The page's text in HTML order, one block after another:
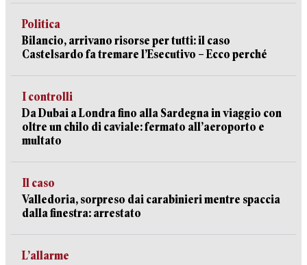
Politica
Bilancio, arrivano risorse per tutti: il caso
Castelsardo fa tremare l’Esecutivo – Ecco perché
I controlli
Da Dubai a Londra fino alla Sardegna in viaggio con
oltre un chilo di caviale: fermato all’aeroporto e
multato
Il caso
Valledoria, sorpreso dai carabinieri mentre spaccia
dalla finestra: arrestato
L’allarme